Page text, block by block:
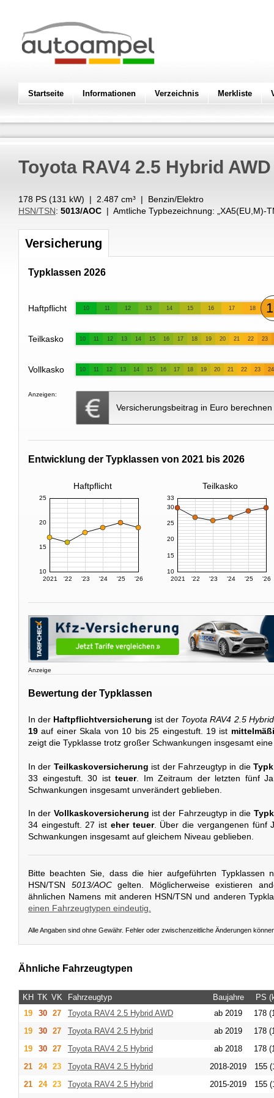
Startseite Informationen Verzeichnis Merkliste
Toyota RAV4 2.5 Hybrid AWD
178 PS (131 kW) | 2.487 cm³ | Benzin/Elektro
HSN/TSN: 5013/AOC | Amtliche Typbezeichnung: „ XA5(EU,M)-
Versicherung
Typklassen 2026
Haftpflicht 10 11 12 13 14 15 16 17 18
Teilkasko 10 11 12 13 14 15 16 17 18 19 20 21 22 23
Vollkasko 10 11 12 13 14 15 16 17 18 19 20 21 22 23 24
Anzeigen:
Versicherungsbeitrag in Euro berechnen
Entwicklung der Typklassen von 2021 bis 2026
Haftpflicht Teilkasko
2021 '22 '23 '24 '25 '26
10
15
20
25
2021 '22 '23 '24 '25 '26
10
15
20
25
30
33
Anzeige
Bewertung der Typklassen
In der Haftpflichtversicherung ist der Toyota RAV4 2.5
19 auf einer Skala von 10 bis 25 eingestuft. 19 ist
zeigt die Typklasse trotz großer Schwankungen insgesamt
In der Teilkaskoversicherung ist der Fahrzeugtyp in die
33 eingestuft. 30 istteuer. Im Zeitraum der letzten fünf
Schwankungen insgesamt unverändert geblieben.
In der Vollkaskoversicherung ist der Fahrzeugtyp in die
34 eingestuft. 27 ist eher teuer. Über die vergangenen fünf
Schwankungen insgesamt auf gleichem Niveau geblieben.
Bitte beachten Sie, dass die hier aufgeführten Typklassen
HSN/TSN 5013/AOCgelten. Möglicherweise existieren
ähnlichen Namens mit anderen HSN/TSN und anderen
einen Fahrzeugtypen eindeutig.
Alle Angaben sind ohne Gewähr. Fehler oder zwischenzeitliche Änderungen
Ähnliche Fahrzeugtypen
KH TK VK Fahrzeugtyp Baujahre
PS
19
30 27 Toyota RAV4 2.5 Hybrid AWD ab 2019
178
19
30 27 Toyota RAV4 2.5 Hybrid ab 2019
178
19
30 27 Toyota RAV4 2.5 Hybrid ab 2018
178
21
24 23 Toyota RAV4 2.5 Hybrid 2018-2019
155
21
24 23 Toyota RAV4 2.5 Hybrid 2015-2019
155